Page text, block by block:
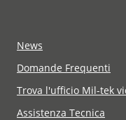
News
Domande Frequenti
Trova l'ufficio Mil-tek
Assistenza Tecnica